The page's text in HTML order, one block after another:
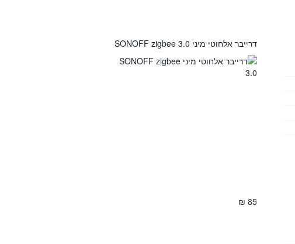
דרייבר אלחוטי מיני SONOFF zigbee 3.0
85 ₪